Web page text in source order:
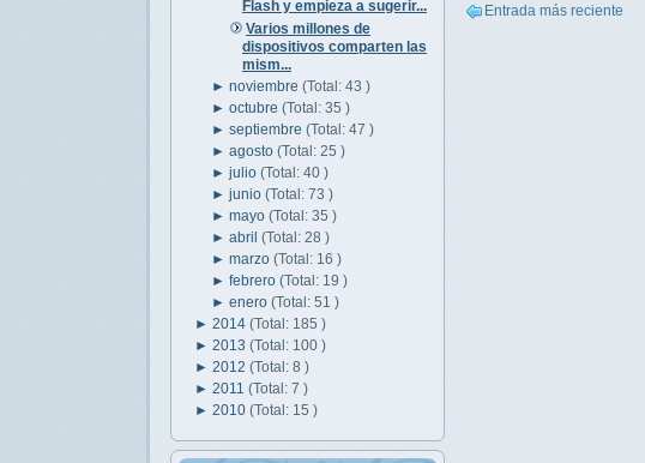
Flash y empieza a sugerir...
Varios millones de
dispositivos comparten las
mism...
►noviembre(Total: 43 )
►octubre(Total: 35 )
►septiembre(Total: 47 )
►agosto(Total: 25 )
►julio(Total: 40 )
►junio(Total: 73 )
►mayo(Total: 35 )
►abril(Total: 28 )
►marzo(Total: 16 )
►febrero(Total: 19 )
►enero(Total: 51 )
► 2014 (Total: 185 )
► 2013 (Total: 100 )
► 2012 (Total: 8 )
► 2011 (Total: 7 )
► 2010 (Total: 15 )
Entrada más reciente